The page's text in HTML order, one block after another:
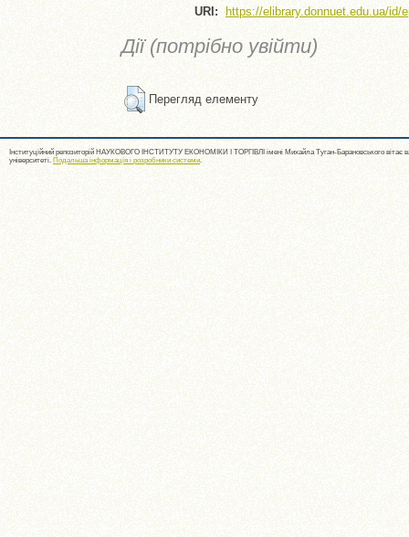
URI:
https://elibrary.donnuet.edu.ua/id/
Дії (потрібно увійти)
Перегляд елементу
Інституційний репозиторій НАУКОВОГО ІНСТИТУТУ ЕКОНОМІКИ І ТОРГІВЛІ імені Михайла Туган-Барановського вітає
університеті. Подальша інформація і розробники системи